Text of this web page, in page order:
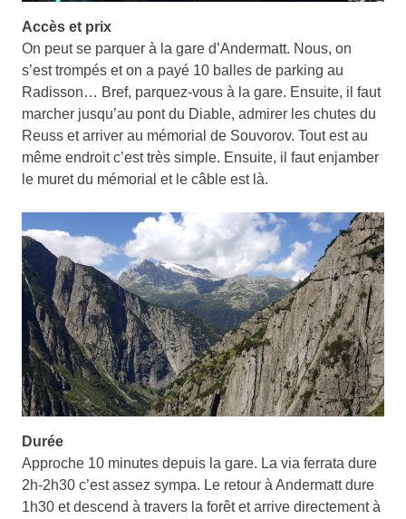
Accès et prix
On peut se parquer à la gare d’Andermatt. Nous, on
s’est trompés et on a payé 10 balles de parking au
Radisson… Bref, parquez-vous à la gare. Ensuite, il faut
marcher jusqu’au pont du Diable, admirer les chutes du
Reuss et arriver au mémorial de Souvorov. Tout est au
même endroit c’est très simple. Ensuite, il faut enjamber
le muret du mémorial et le câble est là.
Durée
Approche 10 minutes depuis la gare. La via ferrata dure
2h-2h30 c’est assez sympa. Le retour à Andermatt dure
1h30 et descend à travers la forêt et arrive directement à